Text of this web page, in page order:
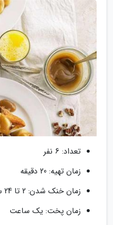
تعداد: 6 نفر
زمان تهیه: 20 دقیقه
زمان خنک شدن: 2 تا 24 ساعت
زمان پخت: یک ساعت